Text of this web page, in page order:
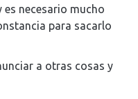
necesario mucho
para sacarlo
a otras cosas y